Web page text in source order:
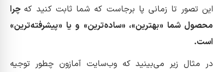
این تصور تا زمانی پا برجاست که شما ثابت کنید که چرا
محصول شما «بهترین»، «ساده‌ترین» و یا «پیشرفته‌ترین»
است.
در مثال زیر می‌بینید که وب‌سایت آمازون چطور توجیه